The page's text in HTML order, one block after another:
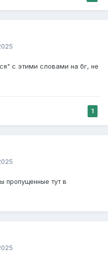
с этими словами на бг, не
1
пропущенные тут в